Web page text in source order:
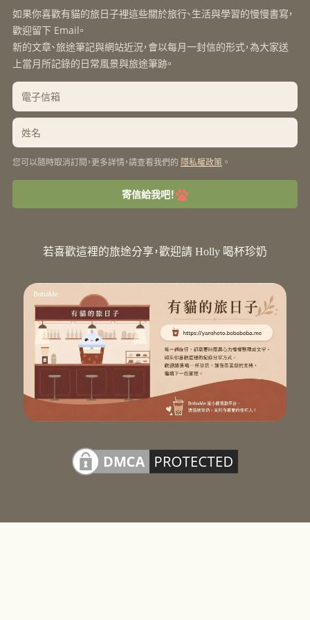
如果你喜歡有貓的旅日子裡這些關於旅行、生活與學習的慢慢書寫，
歡迎留下 Email。
新的文章、旅途筆記與網站近況，會以每月一封信的形式，為大家送
上當月所記錄的日常風景與旅途筆跡。
您可以隨時取消訂閱，更多詳情，請查看我們的 隱私權政策 。
寄信給我吧！
若喜歡這裡的旅途分享，歡迎請 Holly 喝杯珍奶